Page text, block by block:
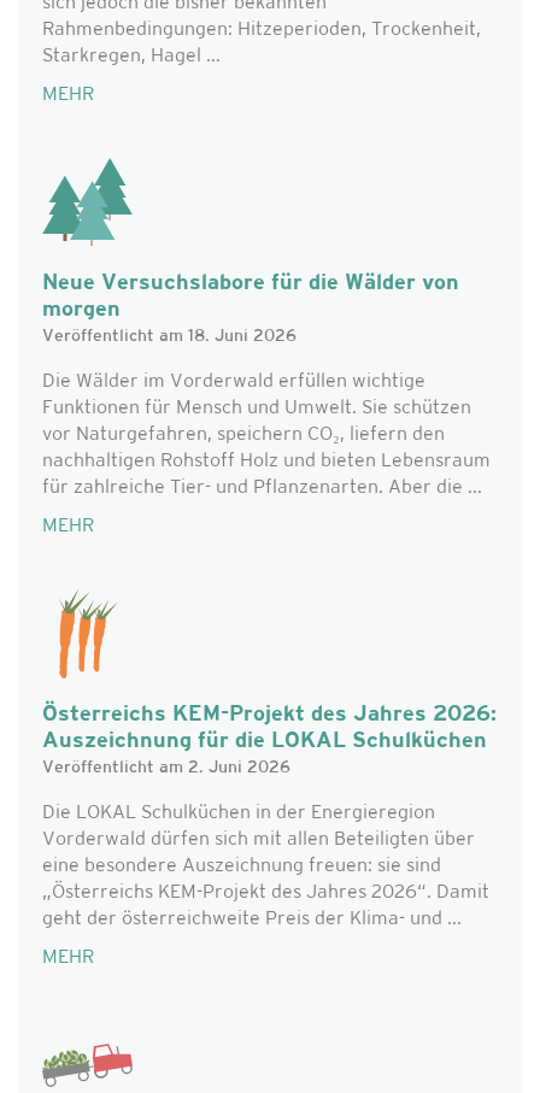
Rahmenbedingungen: Hitzeperioden, Trockenheit,
Starkregen, Hagel ...
MEHR
Neue Versuchslabore für die Wälder von
morgen
Veröffentlicht am 18. Juni 2026
Die Wälder im Vorderwald erfüllen wichtige
Funktionen für Mensch und Umwelt. Sie schützen
vor Naturgefahren, speichern CO₂, liefern den
nachhaltigen Rohstoff Holz und bieten Lebensraum
für zahlreiche Tier- und Pflanzenarten. Aber die ...
MEHR
Österreichs KEM-Projekt des Jahres 2026:
Auszeichnung für die LOKAL Schulküchen
Veröffentlicht am 2. Juni 2026
Die LOKAL Schulküchen in der Energieregion
Vorderwald dürfen sich mit allen Beteiligten über
eine besondere Auszeichnung freuen: sie sind
„Österreichs KEM-Projekt des Jahres 2026“. Damit
geht der österreichweite Preis der Klima- und ...
MEHR